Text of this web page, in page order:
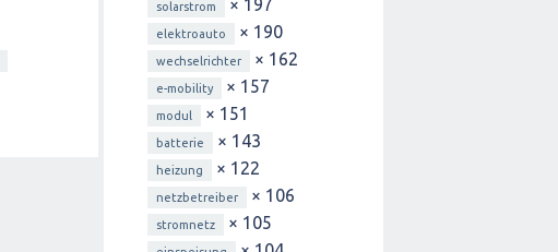
solarstrom × 197
elektroauto × 190
wechselrichter × 162
e-mobility × 157
modul × 151
batterie × 143
heizung × 122
netzbetreiber × 106
stromnetz × 105